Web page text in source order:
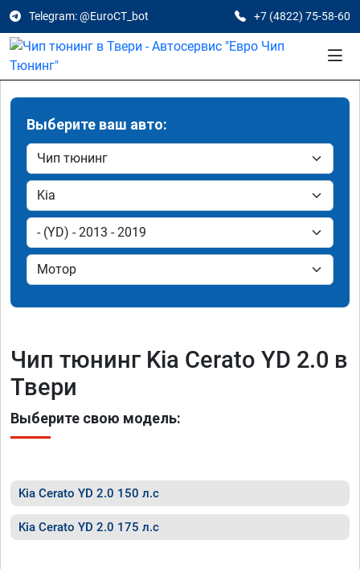
Telegram: @EuroCT_bot +7 (4822) 75-58-60
Выберите ваш авто:
Чип тюнинг Kia Cerato YD 2.0 в
Твери
Выберите свою модель:
Kia Cerato YD 2.0 150 л.с
Kia Cerato YD 2.0 175 л.с